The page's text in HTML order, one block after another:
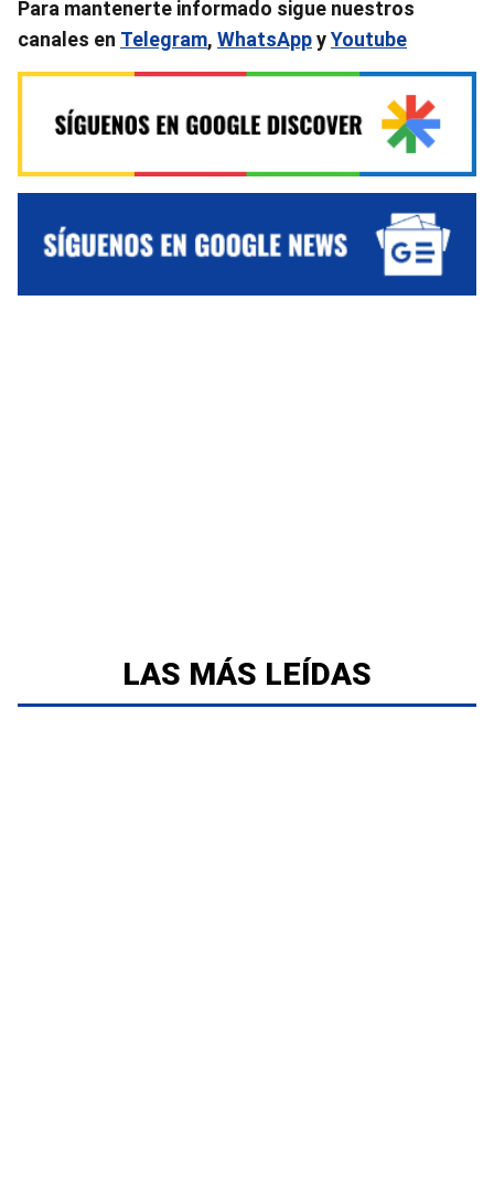
Para mantenerte informado sigue nuestros
canales en Telegram, WhatsAppyYoutube
LAS MÁS LEÍDAS